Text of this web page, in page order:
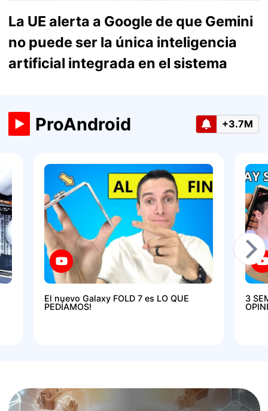
La UE alerta a Google de que Gemini
no puede ser la única inteligencia
artificial integrada en el sistema
ProAndroid +3.7M
El nuevo Galaxy FOLD 7 es LO QUE
PEDÍAMOS!
3